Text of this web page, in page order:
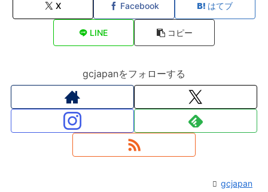
X Facebook はてブ
LINE コピー
gcjapanをフォローする
gcjapan